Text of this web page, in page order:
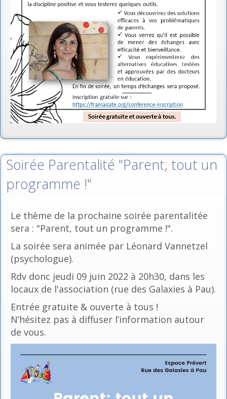
Soirée Parentalité "Parent, tout un
programme !"
Le thème de la prochaine soirée parentalitée
sera : "Parent, tout un programme !".
La soirée sera animée par Léonard Vannetzel
(psychologue).
Rdv donc jeudi 09 juin 2022 à 20h30, dans les
locaux de l'association (rue des Galaxies à Pau).
Entrée gratuite & ouverte à tous !
N’hésitez pas à diffuser l’information autour
de vous.